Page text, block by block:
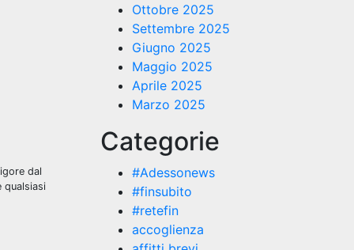
dal
qualsiasi
Ottobre 2025
Settembre 2025
Giugno 2025
Maggio 2025
Aprile 2025
Marzo 2025
Categorie
#Adessonews
#finsubito
#retefin
accoglienza